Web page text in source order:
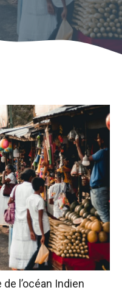
l’océan Indien